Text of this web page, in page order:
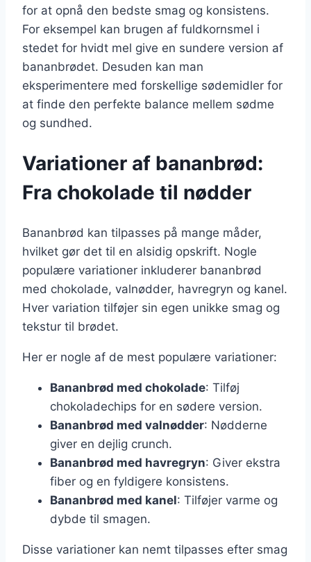
for at opnå den bedste smag og konsistens.
For eksempel kan brugen af fuldkornsmel i
stedet for hvidt mel give en sundere version af
bananbrødet. Desuden kan man
eksperimentere med forskellige sødemidler for
at finde den perfekte balance mellem sødme
og sundhed.
Variationer af bananbrød:
Fra chokolade til nødder
Bananbrød kan tilpasses på mange måder,
hvilket gør det til en alsidig opskrift. Nogle
populære variationer inkluderer bananbrød
med chokolade, valnødder, havregryn og kanel.
Hver variation tilføjer sin egen unikke smag og
tekstur til brødet.
Her er nogle af de mest populære variationer:
Bananbrød med chokolade: Tilføj
chokoladechips for en sødere version.
Bananbrød med valnødder: Nødderne
giver en dejlig crunch.
Bananbrød med havregryn: Giver ekstra
fiber og en fyldigere konsistens.
Bananbrød med kanel: Tilføjer varme og
dybde til smagen.
Disse variationer kan nemt tilpasses efter smag